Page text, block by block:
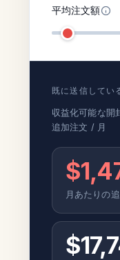
平均注文額
既に送信してい
収益化可能な開
追加注文 / 月
月あたりの